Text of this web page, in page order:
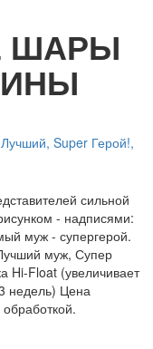
ШАРЫ
Super Герой!,
сильной
- надписями:
муж - супергерой.
муж, Супер
Float (увеличивает
недель) Цена